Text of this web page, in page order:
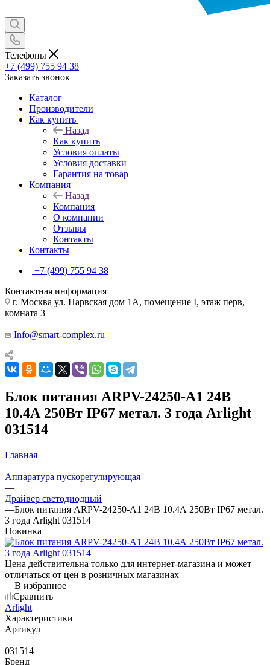
Телефоны
+7 (499) 755 94 38
Заказать звонок
Каталог
Производители
Как купить
Назад
Как купить
Условия оплаты
Условия доставки
Гарантия на товар
Компания
Назад
Компания
О компании
Отзывы
Контакты
Контакты
+7 (499) 755 94 38
Контактная информация
г. Москва ул. Нарвская дом 1А, помещение I, этаж перв,
комната 3
Info@smart-complex.ru
Блок питания ARPV-24250-A1 24В
10.4А 250Вт IP67 метал. 3 года Arlight
031514
Главная
—
Аппаратура пускорегулирующая
—
Драйвер светодиодный
—Блок питания ARPV-24250-A1 24В 10.4А 250Вт IP67 метал.
3 года Arlight 031514
Новинка
Цена действительна только для интернет-магазина и может
отличаться от цен в розничных магазинах
В избранное
Сравнить
Arlight
Характеристики
Артикул
—
031514
Бренд